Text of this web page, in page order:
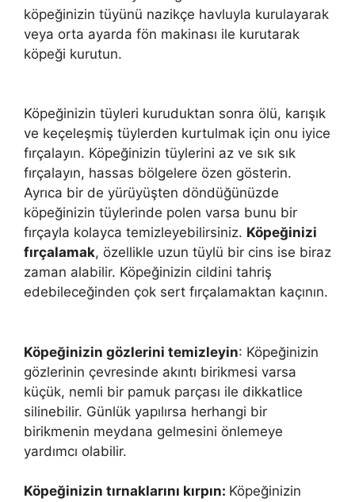
köpeğinizin tüyünü nazikçe havluyla kurulayarak
veya orta ayarda fön makinası ile kurutarak
köpeği kurutun.
Köpeğinizin tüyleri kuruduktan sonra ölü, karışık
ve keçeleşmiş tüylerden kurtulmak için onu iyice
fırçalayın. Köpeğinizin tüylerini az ve sık sık
fırçalayın, hassas bölgelere özen gösterin.
Ayrıca bir de yürüyüşten döndüğünüzde
köpeğinizin tüylerinde polen varsa bunu bir
fırçayla kolayca temizleyebilirsiniz. Köpeğinizi
fırçalamak, özellikle uzun tüylü bir cins ise biraz
zaman alabilir. Köpeğinizin cildini tahriş
edebileceğinden çok sert fırçalamaktan kaçının.
Köpeğinizin gözlerini temizleyin: Köpeğinizin
gözlerinin çevresinde akıntı birikmesi varsa
küçük, nemli bir pamuk parçası ile dikkatlice
silinebilir. Günlük yapılırsa herhangi bir
birikmenin meydana gelmesini önlemeye
yardımcı olabilir.
Köpeğinizin tırnaklarını kırpın: Köpeğinizin